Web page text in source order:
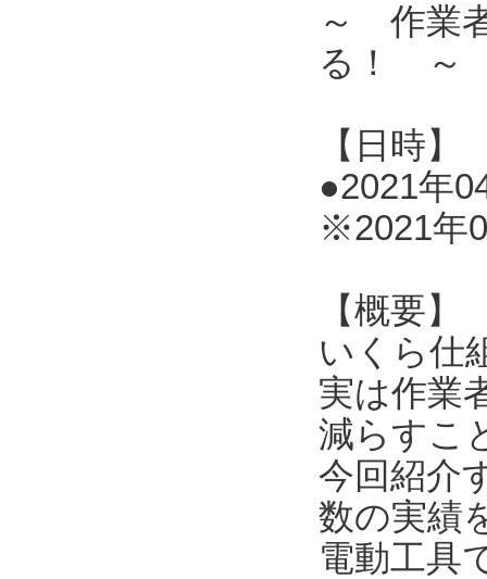
～ 作業
る！ ～
【日時】
●2021年
※2021年
【概要】
いくら仕
実は作業
減らすこ
今回紹介
数の実績
電動工具